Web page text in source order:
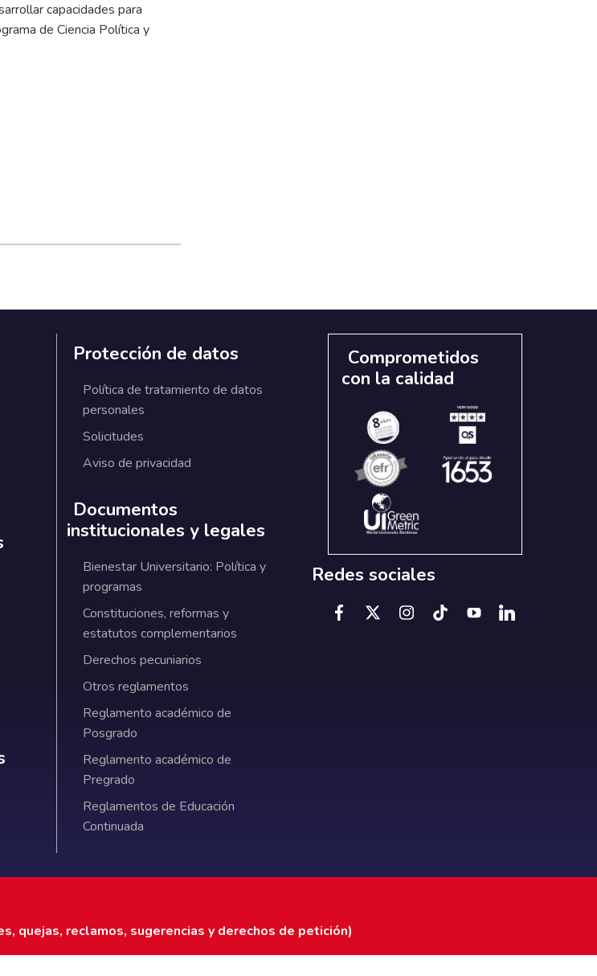
capacidades para
de Ciencia Política y
institucionales
Protección de datos
Política de tratamiento de datos
personales
Solicitudes
Aviso de privacidad
Documentos
institucionales y legales
Bienestar Universitario: Política y
programas
Constituciones, reformas y
estatutos complementarios
Derechos pecuniarios
Otros reglamentos
Reglamento académico de
Posgrado
Reglamento académico de
Pregrado
Reglamentos de Educación
Continuada
Comprometidos
con la calidad
Redes sociales
quejas, reclamos, sugerencias y derechos de petición)